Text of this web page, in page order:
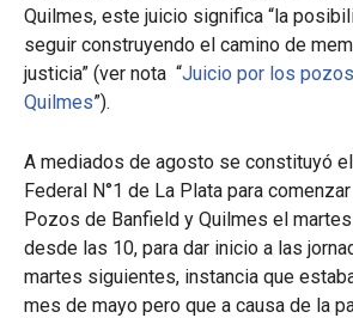
Quilmes, este juicio significa “la
seguir construyendo el camino de
justicia” (ver nota “Juicio por los
Quilmes”).
A mediados de agosto se constituyó el
Federal N°1 de La Plata para
Pozos de Banfield y Quilmes el
desde las 10, para dar inicio a las
martes siguientes, instancia que
mes de mayo pero que a causa de la